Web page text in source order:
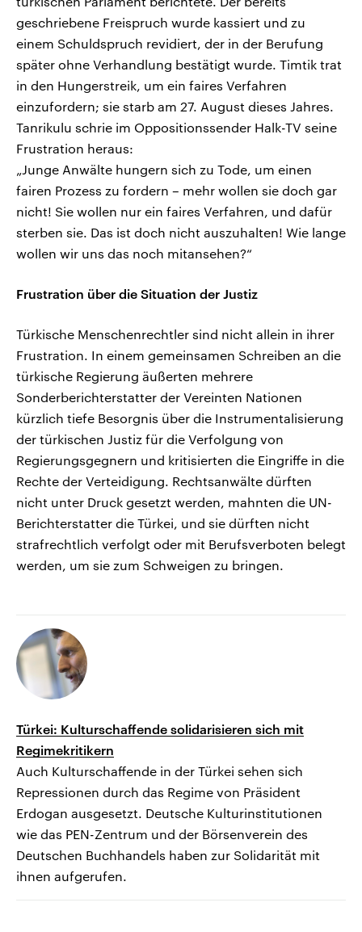
geschriebene Freispruch wurde kassiert und zu
einem Schuldspruch revidiert, der in der Berufung
später ohne Verhandlung bestätigt wurde. Timtik trat
in den Hungerstreik, um ein faires Verfahren
einzufordern; sie starb am 27. August dieses Jahres.
Tanrikulu schrie im Oppositionssender Halk-TV seine
Frustration heraus:
„Junge Anwälte hungern sich zu Tode, um einen
fairen Prozess zu fordern – mehr wollen sie doch gar
nicht! Sie wollen nur ein faires Verfahren, und dafür
sterben sie. Das ist doch nicht auszuhalten! Wie lange
wollen wir uns das noch mitansehen?“
Frustration über die Situation der Justiz
Türkische Menschenrechtler sind nicht allein in ihrer
Frustration. In einem gemeinsamen Schreiben an die
türkische Regierung äußerten mehrere
Sonderberichterstatter der Vereinten Nationen
kürzlich tiefe Besorgnis über die Instrumentalisierung
der türkischen Justiz für die Verfolgung von
Regierungsgegnern und kritisierten die Eingriffe in die
Rechte der Verteidigung. Rechtsanwälte dürften
nicht unter Druck gesetzt werden, mahnten die UN-
Berichterstatter die Türkei, und sie dürften nicht
strafrechtlich verfolgt oder mit Berufsverboten belegt
werden, um sie zum Schweigen zu bringen.
Türkei: Kulturschaffende solidarisieren sich mit
Regimekritikern
Auch Kulturschaffende in der Türkei sehen sich
Repressionen durch das Regime von Präsident
Erdogan ausgesetzt. Deutsche Kulturinstitutionen
wie das PEN-Zentrum und der Börsenverein des
Deutschen Buchhandels haben zur Solidarität mit
ihnen aufgerufen.